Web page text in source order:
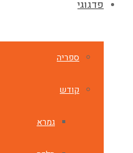
פדגוגי
ספריה
קודש
גמרא